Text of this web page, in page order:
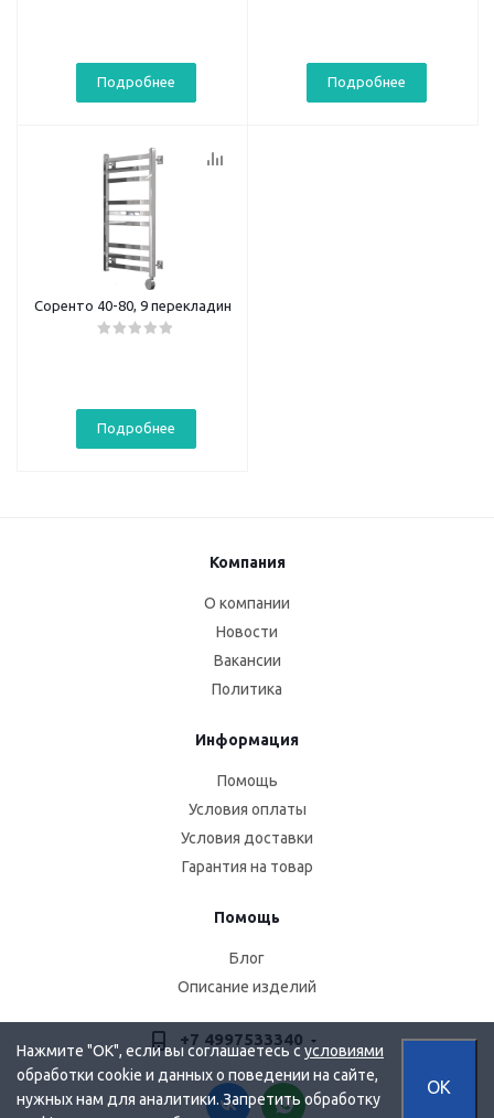
Подробнее Подробнее
Соренто 40-80, 9 перекладин
Подробнее
Компания
О компании
Новости
Вакансии
Политика
Информация
Помощь
Условия оплаты
Условия доставки
Гарантия на товар
Помощь
Блог
Описание изделий
+7 4997533340
Нажмите "OK", если вы соглашаетесь сусловиями
обработки cookie и данных о поведении на сайте,
нужных нам для аналитики. Запретить обработку
OK